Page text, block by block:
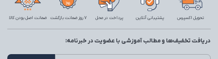
تحویل اکسپرس پشتیبانی آنلاین پرداخت در محل 7 روز ضمانت بازگشت ضمانت اصل بودن کالا
دریافت تخفیف‌ها و مطالب آموزشی با عضویت در خبرنامه: